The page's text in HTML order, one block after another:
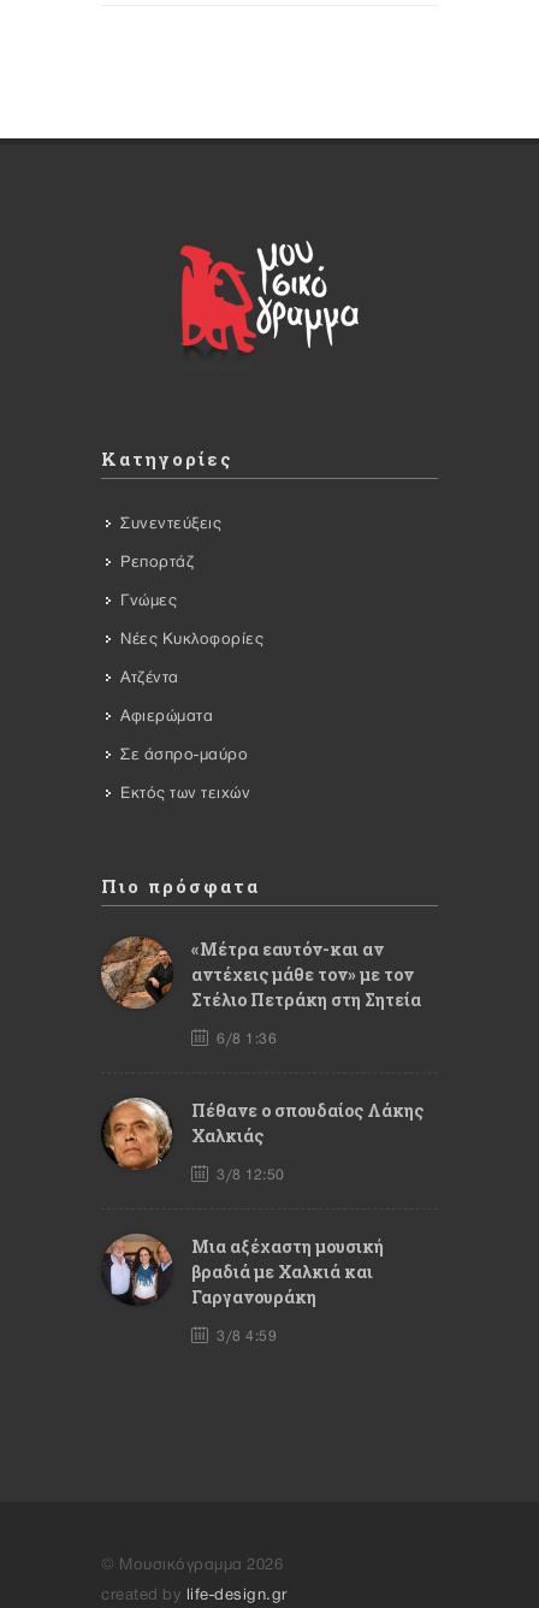
Κατηγορίες
Συνεντεύξεις
Ρεπορτάζ
Γνώμες
Νέες Κυκλοφορίες
Ατζέντα
Αφιερώματα
Σε άσπρο-μαύρο
Εκτός των τειχών
Πιο πρόσφατα
«Μέτρα εαυτόν-και αν
αντέχεις μάθε τον» με τον
Στέλιο Πετράκη στη Σητεία
6/8 1:36
Πέθανε ο σπουδαίος Λάκης
Χαλκιάς
3/8 12:50
Mια αξέχαστη μουσική
βραδιά με Χαλκιά και
Γαργανουράκη
3/8 4:59
© Μουσικόγραμμα 2026
created by life-design.gr